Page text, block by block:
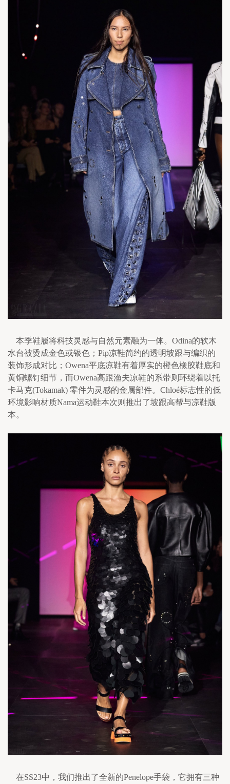
本季鞋履将科技灵感与自然元素融为一体。Odina的软木
水台被烫成金色或银色；Pip凉鞋简约的透明坡跟与编织的
装饰形成对比；Owena平底凉鞋有着厚实的橙色橡胶鞋底和
黄铜螺钉细节，而Owena高跟渔夫凉鞋的系带则环绕着以托
卡马克(Tokamak) 零件为灵感的金属部件。Chloé标志性的低
环境影响材质Nama运动鞋本次则推出了坡跟高帮与凉鞋版
本。
在SS23中，我们推出了全新的Penelope手袋，它拥有三种